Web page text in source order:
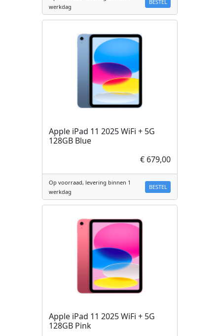
werkdag
BESTEL
Apple iPad 11 2025 WiFi + 5G
128GB Blue
€ 679,00
Op voorraad, levering binnen 1
werkdag
BESTEL
Apple iPad 11 2025 WiFi + 5G
128GB Pink